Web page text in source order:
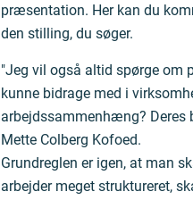
præsentation. Her kan du
den stilling, du søger.
"Jeg vil også altid spørge om
kunne bidrage med i
arbejdssammenhæng? Deres
Mette Colberg Kofoed.
Grundreglen er igen, at man
arbejder meget struktureret,